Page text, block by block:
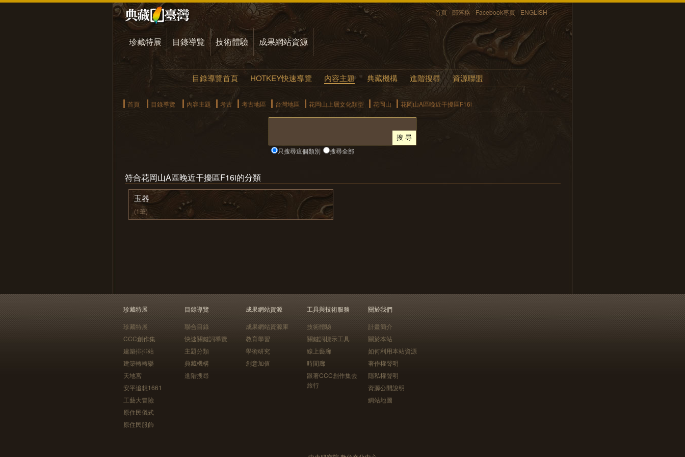
首頁 部落格 Facebook專頁 ENGLISH
珍藏特展 目錄導覽 技術體驗 成果網站資源
目錄導覽首頁 HOTKEY快速導覽 內容主題 典藏機構 進階搜尋 資源聯盟
首頁 目錄導覽 內容主題 考古 考古地區 台灣地區 花岡山上層文化類型 花岡山 花岡山A區晚近干擾區F16i
只搜尋這個類別 搜尋全部
符合花岡山A區晚近干擾區F16i的分類
玉器
(1筆)
珍藏特展
珍藏特展
CCC創作集
建築排排站
建築轉轉樂
天地宮
安平追想1661
工藝大冒險
原住民儀式
原住民服飾
目錄導覽
聯合目錄
快速關鍵詞導覽
主題分類
典藏機構
進階搜尋
成果網站資源
成果網站資源庫
教育學習
學術研究
創意加值
工具與技術服務
技術體驗
關鍵詞標示工具
線上藝廊
時間廊
跟著CCC創作集去
旅行
關於我們
計畫簡介
關於本站
如何利用本站資源
著作權聲明
隱私權聲明
資源公開說明
網站地圖